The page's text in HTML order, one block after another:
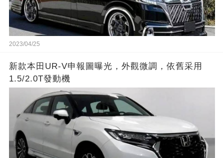
2023/04/25
新款本田UR-V申報圖曝光，外觀微調，依舊采用
1.5/2.0T發動機